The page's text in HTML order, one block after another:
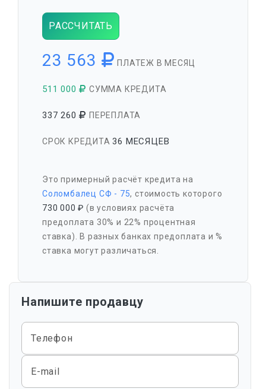
РАССЧИТАТЬ
23 563 ПЛАТЕЖ В МЕСЯЦ
511 000 СУММА КРЕДИТА
337 260 ПЕРЕПЛАТА
СРОК КРЕДИТА36 МЕСЯЦЕВ
Это примерный расчёт кредита на
Соломбалец СФ - 75, стоимость которого
730 000 ₽ (в условиях расчёта
предоплата 30% и 22% процентная
ставка). В разных банках предоплата и %
ставка могут различаться.
Напишите продавцу
Телефон
E-mail